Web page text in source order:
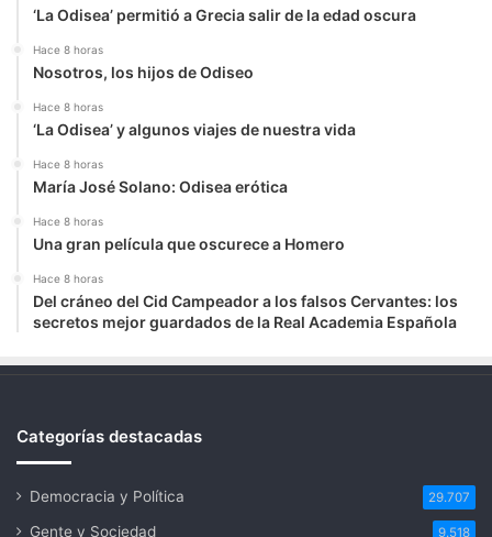
‘La Odisea’ permitió a Grecia salir de la edad oscura
Hace 8 horas
Nosotros, los hijos de Odiseo
Hace 8 horas
‘La Odisea’ y algunos viajes de nuestra vida
Hace 8 horas
María José Solano: Odisea erótica
Hace 8 horas
Una gran película que oscurece a Homero
Hace 8 horas
Del cráneo del Cid Campeador a los falsos Cervantes: los
secretos mejor guardados de la Real Academia Española
Categorías destacadas
Democracia y Política 29.707
Gente y Sociedad 9.518